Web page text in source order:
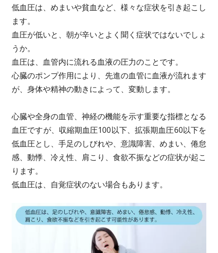
低血圧は、めまいや貧血など、様々な症状を引き起こし
ます。
血圧が低いと、朝が辛いとよく聞く症状ではないでしょ
うか。
血圧は、血管内に流れる血液の圧力のことです。
心臓のポンプ作用により、先進の血管に血液が流れます
が、身体や精神の動きによって、変動します。
心臓や全身の血管、神経の機能を示す重要な指標となる
血圧ですが、収縮期血圧100以下、拡張期血圧60以下を
低血圧とし、手足のしびれや、意識障害、めまい、倦怠
感、動悸、冷え性、肩こり、食欲不振などの症状が起こ
ります。
低血圧は、自覚症状のない場合もあります。